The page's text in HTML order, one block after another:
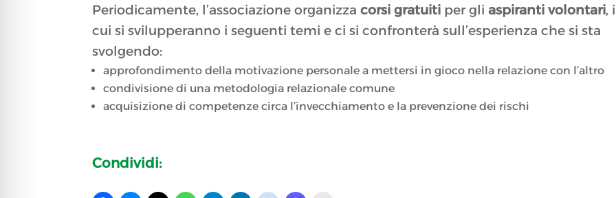
Periodicamente, l’associazione organizzacorsi gratuiti per gli aspiranti volontari,
cui si svilupperanno i seguenti temi e ci si confronterà sull’esperienza che si sta
svolgendo:
approfondimento della motivazione personale a mettersi in gioco nella relazione con l’altro
condivisione di una metodologia relazionale comune
acquisizione di competenze circa l’invecchiamento e la prevenzione dei rischi
Condividi: